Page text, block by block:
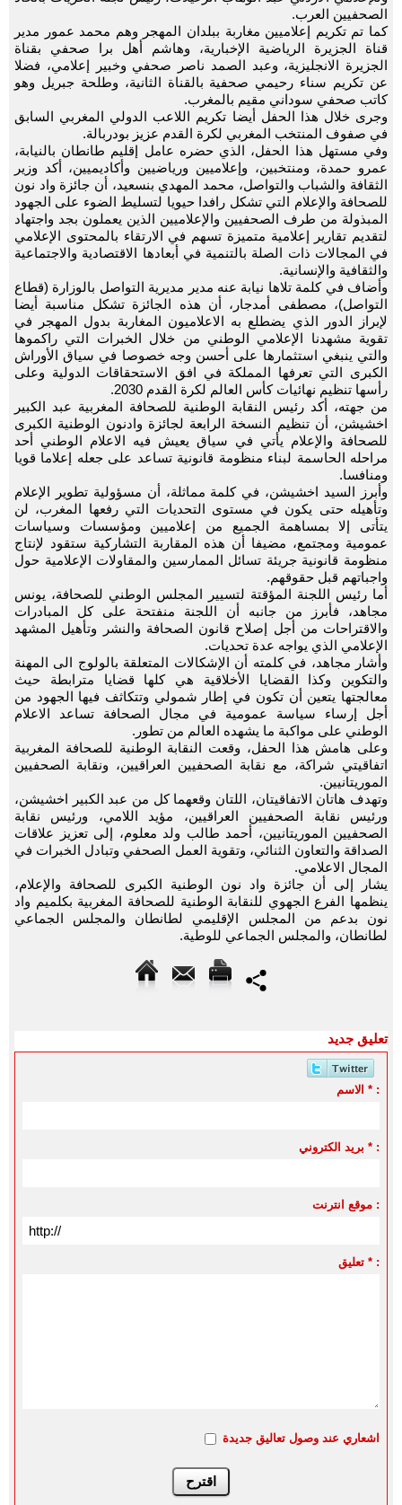
الصحفيين العرب.
كما تم تكريم إعلاميين مغاربة ببلدان المهجر وهم محمد عمور مدير
قناة الجزيرة الرياضية الإخبارية، وهاشم أهل برا صحفي بقناة
الجزيرة الانجليزية، وعبد الصمد ناصر صحفي وخبير إعلامي، فضلا
عن تكريم سناء رحيمي صحفية بالقناة الثانية، وطلحة جبريل وهو
كاتب صحفي سوداني مقيم بالمغرب.
وجرى خلال هذا الحفل أيضا تكريم اللاعب الدولي المغربي السابق
في صفوف المنتخب المغربي لكرة القدم عزيز بودربالة.
وفي مستهل هذا الحفل، الذي حضره عامل إقليم طانطان بالنيابة،
عمرو حمدة، ومنتخبين، وإعلاميين ورياضيين وأكاديميين، أكد وزير
الثقافة والشباب والتواصل، محمد المهدي بنسعيد، أن جائزة واد نون
للصحافة والإعلام التي تشكل رافدا حيويا لتسليط الضوء على الجهود
المبذولة من طرف الصحفيين والإعلاميين الذين يعملون بجد واجتهاد
لتقديم تقارير إعلامية متميزة تسهم في الارتقاء بالمحتوى الإعلامي
في المجالات ذات الصلة بالتنمية في أبعادها الاقتصادية والاجتماعية
والثقافية والإنسانية.
وأضاف في كلمة تلاها نيابة عنه مدير مديرية التواصل بالوزارة (قطاع
التواصل)، مصطفى أمدجار، أن هذه الجائزة تشكل مناسبة أيضا
لإبراز الدور الذي يضطلع به الاعلاميون المغاربة بدول المهجر في
تقوية مشهدنا الإعلامي الوطني من خلال الخبرات التي راكموها
والتي ينبغي استثمارها على أحسن وجه خصوصا في سياق الأوراش
الكبرى التي تعرفها المملكة في افق الاستحقاقات الدولية وعلى
رأسها تنظيم نهائيات كأس العالم لكرة القدم 2030.
من جهته، أكد رئيس النقابة الوطنية للصحافة المغربية عبد الكبير
اخشيشن، أن تنظيم النسخة الرابعة لجائزة وادنون الوطنية الكبرى
للصحافة والإعلام يأتي في سياق يعيش فيه الاعلام الوطني أحد
مراحله الحاسمة لبناء منظومة قانونية تساعد على جعله إعلاما قويا
ومنافسا.
وأبرز السيد اخشيشن، في كلمة مماثلة، أن مسؤولية تطوير الإعلام
وتأهيله حتى يكون في مستوى التحديات التي رفعها المغرب، لن
يتأتى إلا بمساهمة الجميع من إعلاميين ومؤسسات وسياسات
عمومية ومجتمع، مضيفا أن هذه المقاربة التشاركية ستقود لإنتاج
منظومة قانونية جريئة تسائل الممارسين والمقاولات الإعلامية حول
واجباتهم قبل حقوقهم.
أما رئيس اللجنة المؤقتة لتسيير المجلس الوطني للصحافة، يونس
مجاهد، فأبرز من جانبه أن اللجنة منفتحة على كل المبادرات
والاقتراحات من أجل إصلاح قانون الصحافة والنشر وتأهيل المشهد
الإعلامي الذي يواجه عدة تحديات.
وأشار مجاهد، في كلمته أن الإشكالات المتعلقة بالولوج الى المهنة
والتكوين وكذا القضايا الأخلاقية هي كلها قضايا مترابطة حيث
معالجتها يتعين أن تكون في إطار شمولي وتتكاثف فيها الجهود من
أجل إرساء سياسة عمومية في مجال الصحافة تساعد الاعلام
الوطني على مواكبة ما يشهده العالم من تطور.
وعلى هامش هذا الحفل، وقعت النقابة الوطنية للصحافة المغربية
اتفاقيتي شراكة، مع نقابة الصحفيين العراقيين، ونقابة الصحفيين
الموريتانيين.
وتهدف هاتان الاتفاقيتان، اللتان وقعهما كل من عبد الكبير اخشيشن،
ورئيس نقابة الصحفيين العراقيين، مؤيد اللامي، ورئيس نقابة
الصحفيين الموريتانيين، أحمد طالب ولد معلوم، إلى تعزيز علاقات
الصداقة والتعاون الثنائي، وتقوية العمل الصحفي وتبادل الخبرات في
المجال الاعلامي.
يشار إلى أن جائزة واد نون الوطنية الكبرى للصحافة والإعلام،
ينظمها الفرع الجهوي للنقابة الوطنية للصحافة المغربية بكلميم واد
نون بدعم من المجلس الإقليمي لطانطان والمجلس الجماعي
لطانطان، والمجلس الجماعي للوطية.
تعليق جديد
الاسم * :
بريد الكتروني * :
موقع انترنت :
تعليق * :
اشعاري عند وصول تعاليق جديدة